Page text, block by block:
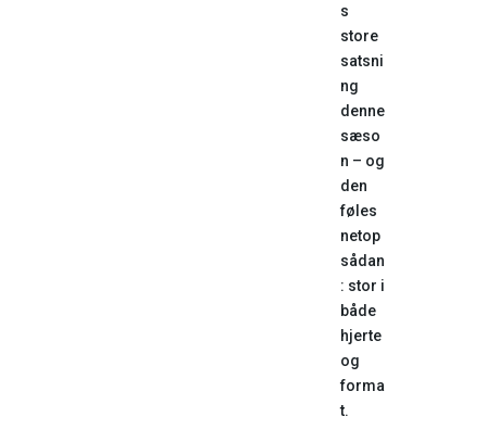
s
store
satsni
ng
denne
sæso
n – og
den
føles
netop
sådan
: stor i
både
hjerte
og
forma
t.